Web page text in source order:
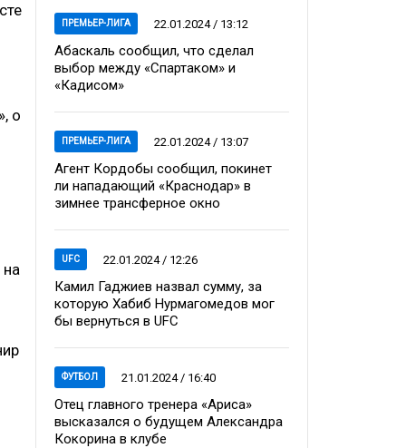
о
на
ПРЕМЬЕР-ЛИГА 22.01.2024 / 13:12
Абаскаль сообщил, что сделал
выбор между «Спартаком» и
«Кадисом»
ПРЕМЬЕР-ЛИГА 22.01.2024 / 13:07
Агент Кордобы сообщил, покинет
ли нападающий «Краснодар» в
зимнее трансферное окно
UFC 22.01.2024 / 12:26
Камил Гаджиев назвал сумму, за
которую Хабиб Нурмагомедов мог
бы вернуться в UFC
ФУТБОЛ 21.01.2024 / 16:40
Отец главного тренера «Ариса»
высказался о будущем Александра
Кокорина в клубе